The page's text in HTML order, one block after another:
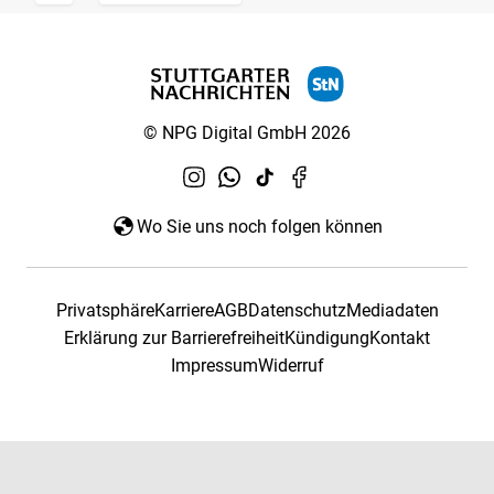
© NPG Digital GmbH 2026
Wo Sie uns noch folgen können
PrivatsphäreKarriereAGBDatenschutzMediadaten
Erklärung zur BarrierefreiheitKündigungKontakt
ImpressumWiderruf